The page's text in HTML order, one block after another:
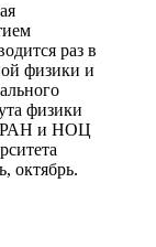
раз в
физики и
физики
и НОЦ
октябрь.